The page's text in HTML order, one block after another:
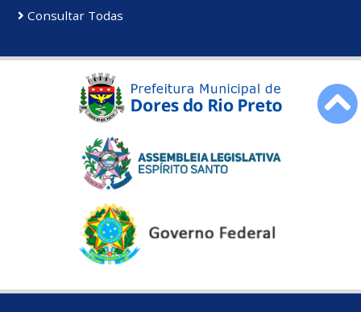
Consultar Todas